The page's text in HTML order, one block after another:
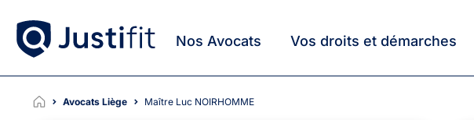
Nos Avocats Vos droits et démarches
Avocats Liège Maître Luc NOIRHOMME